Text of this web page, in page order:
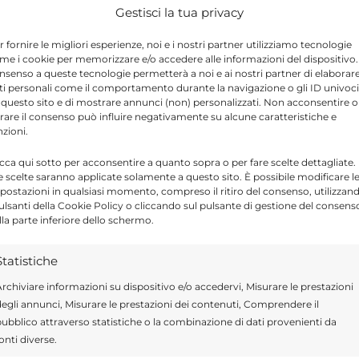
Gestisci la tua privacy
fornire le migliori esperienze, noi e i nostri partner utilizziamo tecnologie
i cookie per memorizzare e/o accedere alle informazioni del
a queste tecnologie permetterà a noi e ai nostri partner di
personali come il comportamento durante la navigazione o gli ID univoci
sito e di mostrare annunci (non) personalizzati. Non acconsentire o
il consenso può influire negativamente su alcune caratteristiche e
qui sotto per acconsentire a quanto sopra o per fare scelte dettagliate.
scelte saranno applicate solamente a questo sito. È possibile modificare le
in qualsiasi momento, compreso il ritiro del consenso,
della Cookie Policy o cliccando sul pulsante di gestione del
parte inferiore dello schermo.
informazioni su dispositivo e/o accedervi, Misurare le prestazioni
annunci, Misurare le prestazioni dei contenuti, Comprendere il
attraverso statistiche o la combinazione di dati provenienti da
diverse.
di famiglia deve riflettere sul fatto che
straordinaria per trovare la strada
che, in questo momento, si trova al bivio e
si è completamente disgregato.
un lampante esempio. Al di là della triste
da definire, c’è una Ragusa che soffre e
non considerare”.
Send Share
IN POLITICA